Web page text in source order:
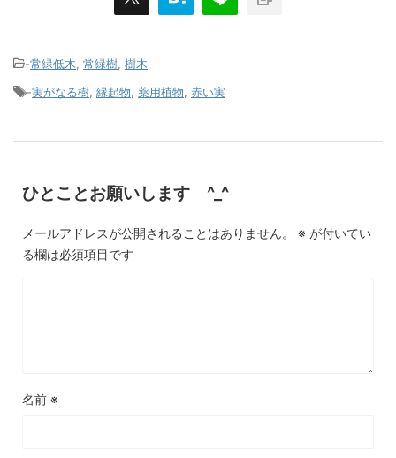
-常緑低木 常緑樹 樹木
-実がなる樹 縁起物 薬用植物 赤い実
ひとことお願いします ^_^
メールアドレスが公開されることはありません。 ※ が付いてい
る欄は必須項目です
名前 ※